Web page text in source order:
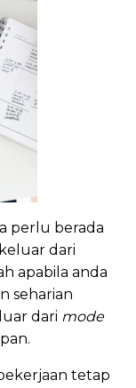
perlu berada
dari
apabila anda
seharian
dari mode
tetap